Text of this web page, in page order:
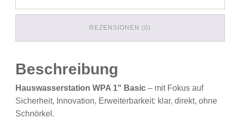
REZENSIONEN (0)
Beschreibung
Hauswasserstation WPA 1" Basic – mit Fokus auf
Sicherheit, Innovation, Erweiterbarkeit: klar, direkt, ohne
Schnörkel.